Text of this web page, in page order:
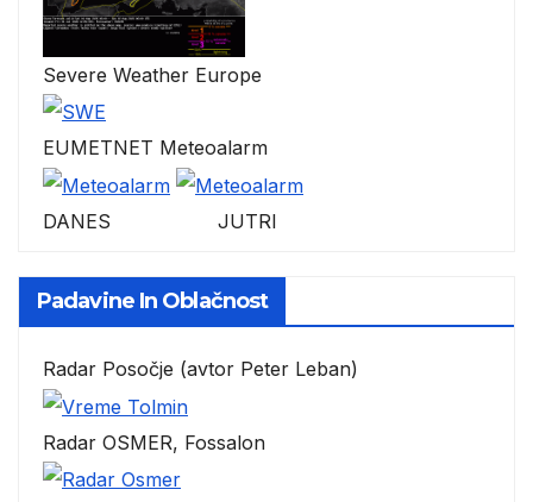
Severe Weather Europe
EUMETNET Meteoalarm
DANES JUTRI
Padavine In Oblačnost
Radar Posočje (avtor Peter Leban)
Radar OSMER, Fossalon